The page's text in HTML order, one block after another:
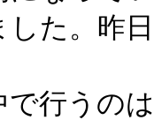
した。昨
で行うの